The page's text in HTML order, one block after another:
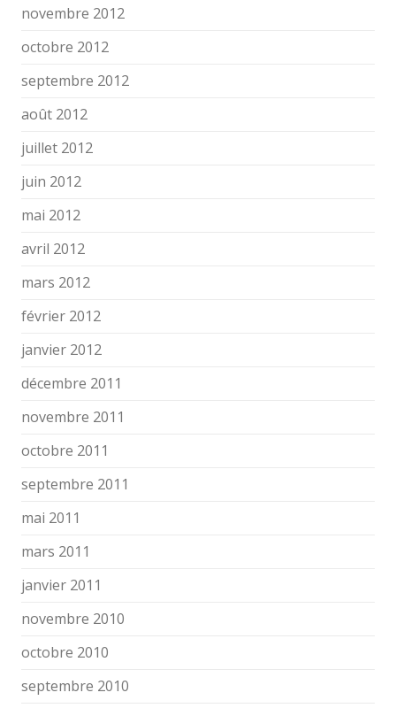
novembre 2012
octobre 2012
septembre 2012
août 2012
juillet 2012
juin 2012
mai 2012
avril 2012
mars 2012
février 2012
janvier 2012
décembre 2011
novembre 2011
octobre 2011
septembre 2011
mai 2011
mars 2011
janvier 2011
novembre 2010
octobre 2010
septembre 2010